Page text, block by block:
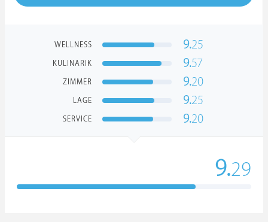
WELLNESS 9.25
KULINARIK 9.57
ZIMMER 9.20
LAGE 9.25
SERVICE 9.20
9.29